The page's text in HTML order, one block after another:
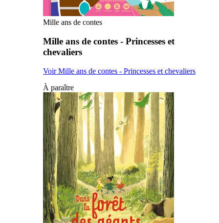
Mille ans de contes
Mille ans de contes - Princesses et
chevaliers
Voir Mille ans de contes - Princesses et chevaliers
À paraître